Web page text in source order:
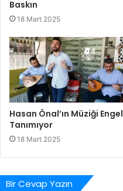
Baskın
18 Mart 2025
Hasan Önal’ın Müziği Engel
Tanımıyor
18 Mart 2025
Bir Cevap Yazın